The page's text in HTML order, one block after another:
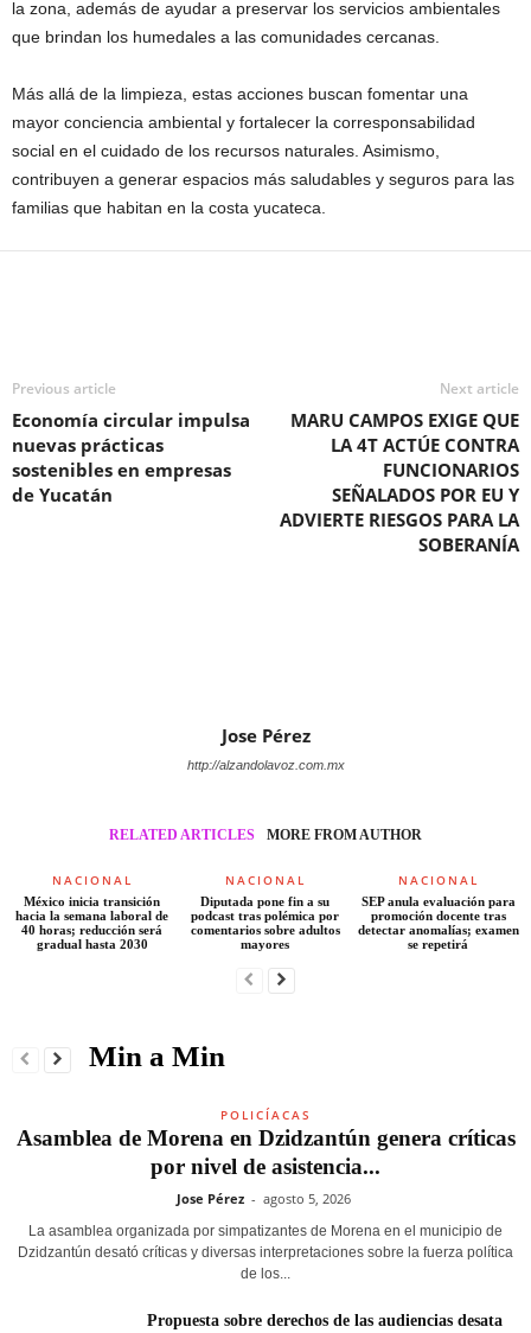
la zona, además de ayudar a preservar los servicios ambientales
que brindan los humedales a las comunidades cercanas.
Más allá de la limpieza, estas acciones buscan fomentar una
mayor conciencia ambiental y fortalecer la corresponsabilidad
social en el cuidado de los recursos naturales. Asimismo,
contribuyen a generar espacios más saludables y seguros para las
familias que habitan en la costa yucateca.
Previous article
Economía circular impulsa
nuevas prácticas
sostenibles en empresas
de Yucatán
Next article
MARU CAMPOS EXIGE QUE
LA 4T ACTÚE CONTRA
FUNCIONARIOS
SEÑALADOS POR EU Y
ADVIERTE RIESGOS PARA LA
SOBERANÍA
Jose Pérez
http://alzandolavoz.com.mx
RELATED ARTICLES MORE FROM AUTHOR
NACIONAL
México inicia transición
hacia la semana laboral de
40 horas; reducción será
gradual hasta 2030
NACIONAL
Diputada pone fin a su
podcast tras polémica por
comentarios sobre adultos
mayores
NACIONAL
SEP anula evaluación para
promoción docente tras
detectar anomalías; examen
se repetirá
Min a Min
POLICÍACAS
Asamblea de Morena en Dzidzantún genera críticas
por nivel de asistencia...
Jose Pérez - agosto 5, 2026
La asamblea organizada por simpatizantes de Morena en el municipio de
Dzidzantún desató críticas y diversas interpretaciones sobre la fuerza política
de los...
Propuesta sobre derechos de las audiencias desata